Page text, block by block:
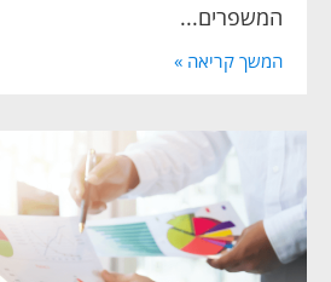
המשפרים...
המשך קריאה »